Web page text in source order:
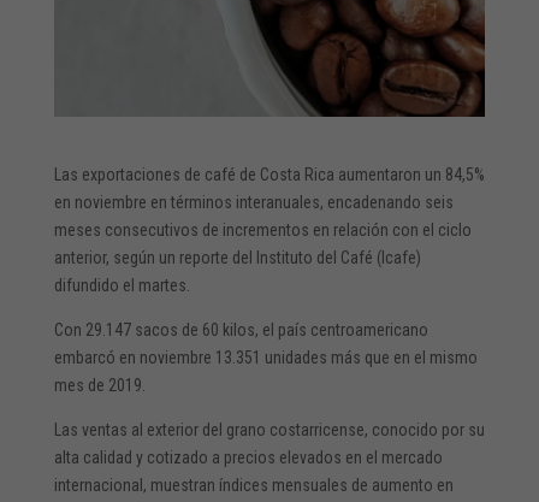
Las exportaciones de café de Costa Rica aumentaron un 84,5%
en noviembre en términos interanuales, encadenando seis
meses consecutivos de incrementos en relación con el ciclo
anterior, según un reporte del Instituto del Café (Icafe)
difundido el martes.
Con 29.147 sacos de 60 kilos, el país centroamericano
embarcó en noviembre 13.351 unidades más que en el mismo
mes de 2019.
Las ventas al exterior del grano costarricense, conocido por su
alta calidad y cotizado a precios elevados en el mercado
internacional, muestran índices mensuales de aumento en